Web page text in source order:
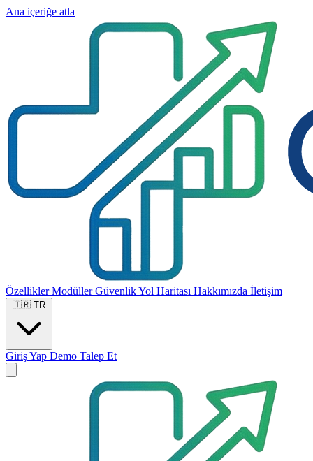
Ana içeriğe atla
ÖzelliklerModüllerGüvenlikYol Haritası Hakkımızda İletişim
🇹🇷 TR
Giriş Yap Demo Talep Et